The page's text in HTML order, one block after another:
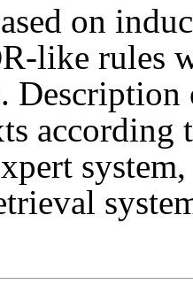
on
like rules
according